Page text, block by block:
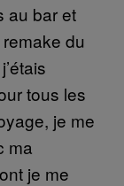
au bar et
du
tous les
je me
ma
je me